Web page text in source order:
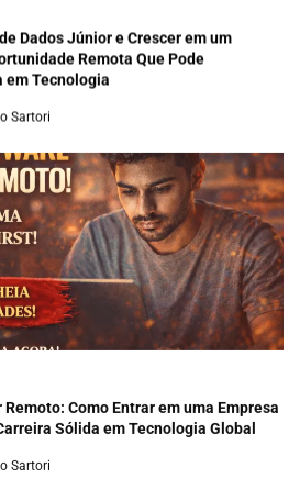
Dados Júnior e Crescer em um
Remota Que Pode
em Tecnologia
Sartori
Como Entrar em uma Empresa
Sólida em Tecnologia Global
Sartori